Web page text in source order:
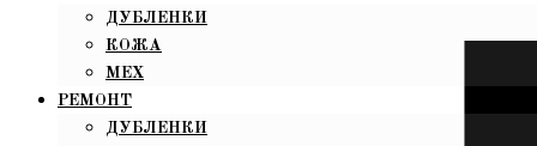
ДУБЛЕНКИ
КОЖА
МЕХ
РЕМОНТ
ДУБЛЕНКИ